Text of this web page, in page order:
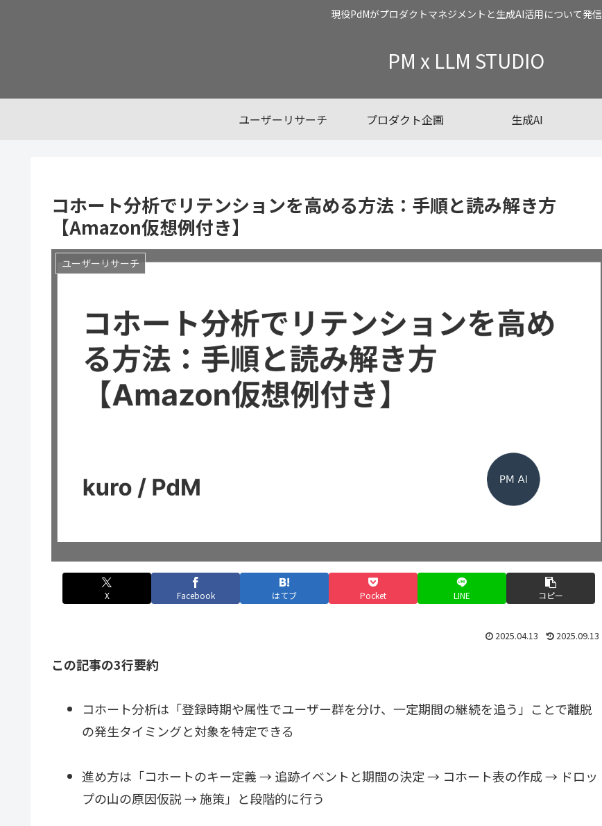
現役PdMがプロダクトマネジメントと生成AI活用について発信
PM x LLM STUDIO
ユーザーリサーチ プロダクト企画 生成AI
コホート分析でリテンションを高める方法：手順と読み解き方
【Amazon仮想例付き】
ユーザーリサーチ
X Facebook はてブ Pocket LINE コピー
2025.04.13 2025.09.13
この記事の3行要約
コホート分析は「登録時期や属性でユーザー群を分け、一定期間の継続を追う」ことで離脱
の発生タイミングと対象を特定できる
進め方は「コホートのキー定義 → 追跡イベントと期間の決定 → コホート表の作成 → ドロッ
プの山の原因仮説 → 施策」と段階的に行う